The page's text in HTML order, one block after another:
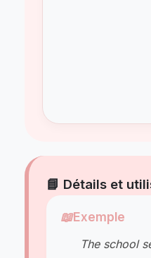
📘 Détails et
📖Exemple
The school